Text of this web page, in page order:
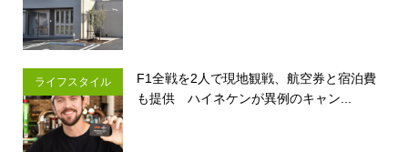
ライフスタイル
F1全戦を2人で現地観戦、航空券と宿泊費
も提供 ハイネケンが異例のキャン...